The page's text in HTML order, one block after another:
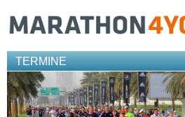
TERMINE